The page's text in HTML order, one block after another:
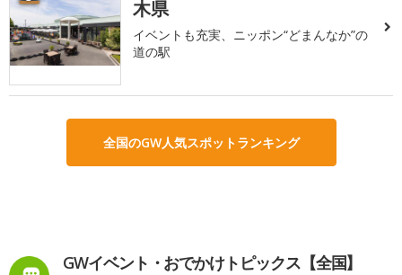
木県
イベントも充実、ニッポン“どまんなか”の
道の駅
全国のGW人気スポットランキング
GWイベント・おでかけトピックス【全国】